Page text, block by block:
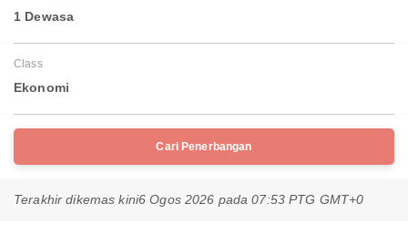
1 Dewasa
Class
Ekonomi
Cari Penerbangan
Terakhir dikemas kini6 Ogos 2026 pada 07:53 PTG GMT+0